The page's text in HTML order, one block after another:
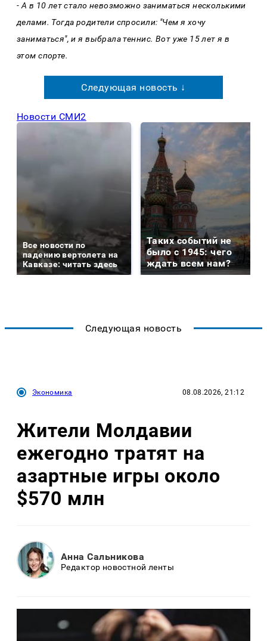
- А в 10 лет стало невозможно заниматься несколькими
делами. Тогда родители спросили: "Чем я хочу
заниматься", и я выбрала теннис. Вот уже 15 лет я в
этом спорте.
Следующая новость ↓
Новости СМИ2
Все новости по
падению вертолета на
Кавказе: читать здесь
Таких событий не
было с 1945: чего
ждать всем нам?
Следующая новость
Экономика 08.08.2026, 21:12
Жители Молдавии
ежегодно тратят на
азартные игры около
$570 млн
Анна Сальникова
Редактор новостной ленты